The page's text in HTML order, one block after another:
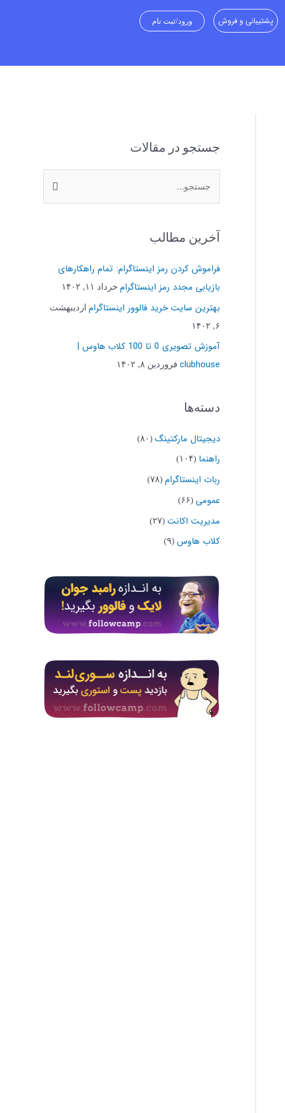
پشتیبانی و فروش ورود/ثبت نام
جستجو در مقالات
س
ج
ا
ی
:
آخرین مطالب
فراموش کردن رمز اینستاگرام: تمام راهکارهای
بازیابی مجدد رمز اینستاگرام خرداد ۱۱, ۱۴۰۲
بهترین سایت خرید فالوور اینستاگرام اردیبهشت
۶, ۱۴۰۲
آموزش تصویری 0 تا 100 کلاب هاوس |
clubhouse فروردین ۸, ۱۴۰۲
دسته‌ها
دیجیتال مارکتینگ (۸۰)
راهنما (۱۰۴)
ربات اینستاگرام (۷۸)
عمومی (۶۶)
مدیریت اکانت (۲۷)
کلاب هاوس (۹)